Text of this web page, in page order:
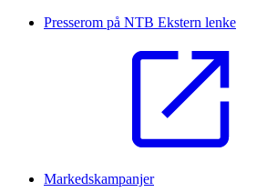
Presserom på NTB Ekstern lenke
Markedskampanjer